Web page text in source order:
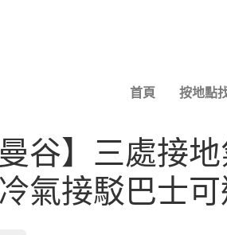
首頁 按地點
曼谷】三處接
氣接駁巴士